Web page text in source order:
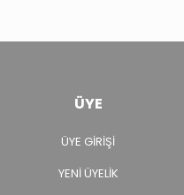
ÜYE
ÜYE GIRIŞI
YENI ÜYELIK